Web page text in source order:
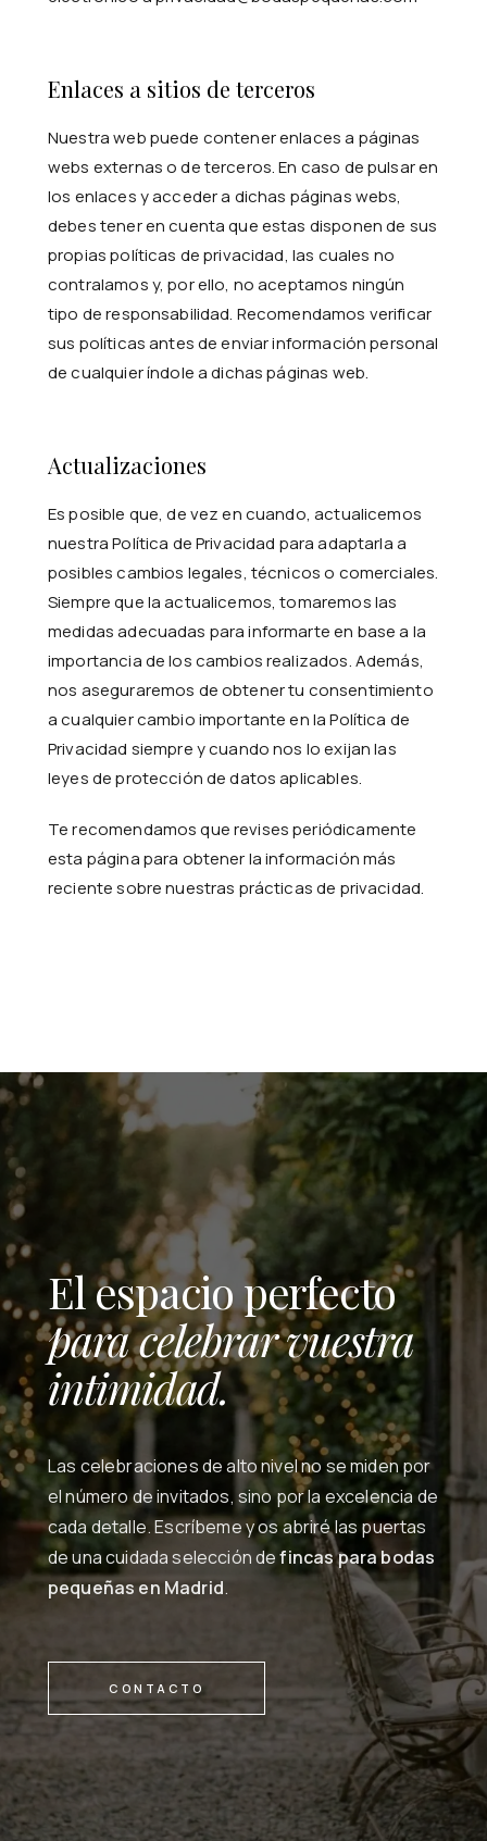
Enlaces a sitios de terceros
Nuestra web puede contener enlaces a páginas
webs externas o de terceros. En caso de pulsar en
los enlaces y acceder a dichas páginas webs,
debes tener en cuenta que estas disponen de sus
propias políticas de privacidad, las cuales no
contralamos y, por ello, no aceptamos ningún
tipo de responsabilidad. Recomendamos verificar
sus políticas antes de enviar información personal
de cualquier índole a dichas páginas web.
Actualizaciones
Es posible que, de vez en cuando, actualicemos
nuestra Política de Privacidad para adaptarla a
posibles cambios legales, técnicos o comerciales.
Siempre que la actualicemos, tomaremos las
medidas adecuadas para informarte en base a la
importancia de los cambios realizados. Además,
nos aseguraremos de obtener tu consentimiento
a cualquier cambio importante en la Política de
Privacidad siempre y cuando nos lo exijan las
leyes de protección de datos aplicables.
Te recomendamos que revises periódicamente
esta página para obtener la información más
reciente sobre nuestras prácticas de privacidad.
El espacio perfecto
para celebrar vuestra
intimidad.
Las celebraciones de alto nivel no se miden por
el número de invitados, sino por la excelencia de
cada detalle. Escríbeme y os abriré las puertas
de una cuidada selección defincas para bodas
pequeñas en Madrid.
CONTACTO